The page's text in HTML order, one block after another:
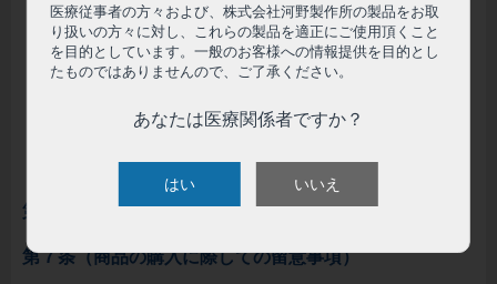
の流布・偽計・威力を用いた信用棄損・業務妨害その他これ
らに準ずる行為に及んだとき
(7) その他、当社が会員として不適切と判断した場合
前条第３項から第６項の規定は、会員資格のはく奪の処分を
会員資格のはく奪の処分を受けた会員との間の売買契約は、
ルされるものとします。
第３章 販売サービス
第７条（商品の購入に際しての留意事項）
医療従事者の方々および、株式会社河野製作所の製品をお取
り扱いの方々に対し、これらの製品を適正にご使用頂くこと
を目的としています。一般のお客様への情報提供を目的とし
たものではありませんので、ご了承ください。
あなたは医療関係者ですか？
はい いいえ